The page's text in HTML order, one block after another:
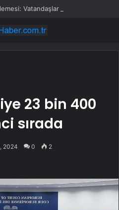
23 bin 400
sırada
2024 0 2